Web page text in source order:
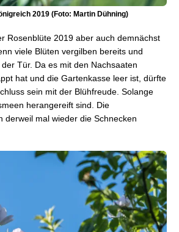
2019 (Foto: Martin Dühning)
Rosenblüte 2019 aber auch demnächst
viele Blüten vergilben bereits und
Tür. Da es mit den Nachsaaten
hat und die Gartenkasse leer ist, dürfte
sein mit der Blühfreude. Solange
herangereift sind. Die
derweil mal wieder die Schnecken